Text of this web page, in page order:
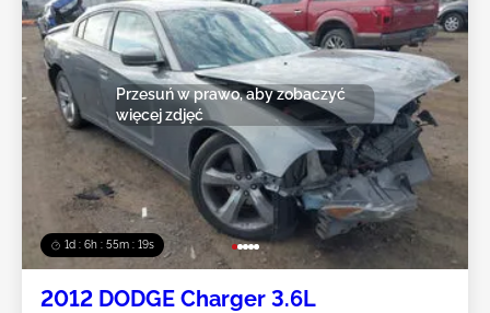
1d : 6h : 55m : 16s
Przesuń w prawo, aby zobaczyć
więcej zdjęć
2012 DODGE Charger 3.6L